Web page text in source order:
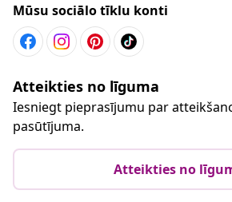
Mūsu sociālo tīklu konti
Atteikties no līguma
Iesniegt pieprasījumu par
pasūtījuma.
Atteikties no